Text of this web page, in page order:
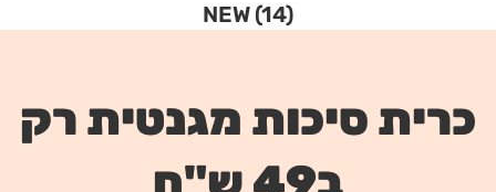
NEW(14)
כרית סיכות מגנטית רק